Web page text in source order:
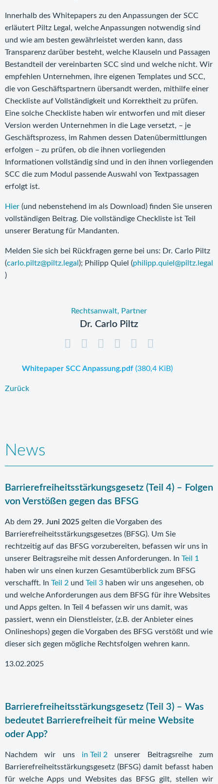
Innerhalb des Whitepapers zu den Anpassungen der SCC
erläutert Piltz Legal, welche Anpassungen notwendig sind
und wie am besten gewährleistet werden kann, dass
Transparenz darüber besteht, welche Klauseln und Passagen
Bestandteil der vereinbarten SCC sind und welche nicht. Wir
empfehlen Unternehmen, ihre eigenen Templates und SCC,
die von Geschäftspartnern übersandt werden, mithilfe einer
Checkliste auf Vollständigkeit und Korrektheit zu prüfen.
Eine solche Checkliste haben wir entworfen und mit dieser
Version werden Unternehmen in die Lage versetzt, – je
Geschäftsprozess, im Rahmen dessen Datenübermittlungen
erfolgen – zu prüfen, ob die ihnen vorliegenden
Informationen vollständig sind und in den ihnen vorliegenden
SCC die zum Modul passende Auswahl von Textpassagen
erfolgt ist.
Hier (und nebenstehend im als Download) finden Sie unseren
vollständigen Beitrag. Die vollständige Checkliste ist Teil
unserer Beratung für Mandanten.
Melden Sie sich bei Rückfragen gerne bei uns: Dr. Carlo Piltz
(carlo.piltz@piltz.legal ); Philipp Quiel (philipp.quiel@piltz.legal
)
Rechtsanwalt, Partner
Dr. Carlo Piltz
Whitepaper SCC Anpassung.pdf (380,4 KiB)
Zurück
News
Barrierefreiheitsstärkungsgesetz (Teil 4) – Folgen
von Verstößen gegen das BFSG
Ab dem 29. Juni 2025 gelten die Vorgaben des
Barrierefreiheitsstärkungsgesetzes (BFSG). Um Sie
rechtzeitig auf das BFSG vorzubereiten, befassen wir uns in
unserer Beitragsreihe mit dessen Anforderungen. In Teil 1
haben wir uns einen kurzen Gesamtüberblick zum BFSG
verschafft. In Teil 2 und Teil 3 haben wir uns angesehen, ob
und welche Anforderungen aus dem BFSG für ihre Websites
und Apps gelten. In Teil 4 befassen wir uns damit, was
passiert, wenn ein Dienstleister, (z.B. der Anbieter eines
Onlineshops) gegen die Vorgaben des BFSG verstößt und wie
dieser sich gegen mögliche Rechtsfolgen wehren kann.
13.02.2025
Barrierefreiheitsstärkungsgesetz (Teil 3) – Was
bedeutet Barrierefreiheit für meine Website
oder App?
Nachdem wir uns in Teil 2 unserer Beitragsreihe zum
Barrierefreiheitsstärkungsgesetz (BFSG) damit befasst haben
für welche Apps und Websites das BFSG gilt, stellen wir